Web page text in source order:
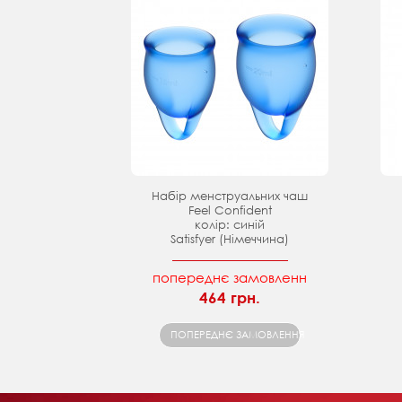
Набір менструальних чаш
Feel Confident
колір: синій
Satisfyer (Німеччина)
попереднє замовленн
464 грн.
ПОПЕРЕДНЄ ЗАМОВЛЕННЯ